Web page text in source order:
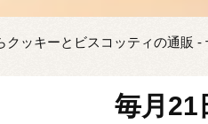
クッキーとビスコッティの通販 -
毎月21